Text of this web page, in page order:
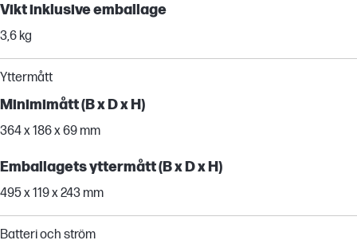
Vikt inklusive emballage
3,6 kg
Yttermått
Minimimått (B x D x H)
364 x 186 x 69 mm
Emballagets yttermått (B x D x H)
495 x 119 x 243 mm
Batteri och ström